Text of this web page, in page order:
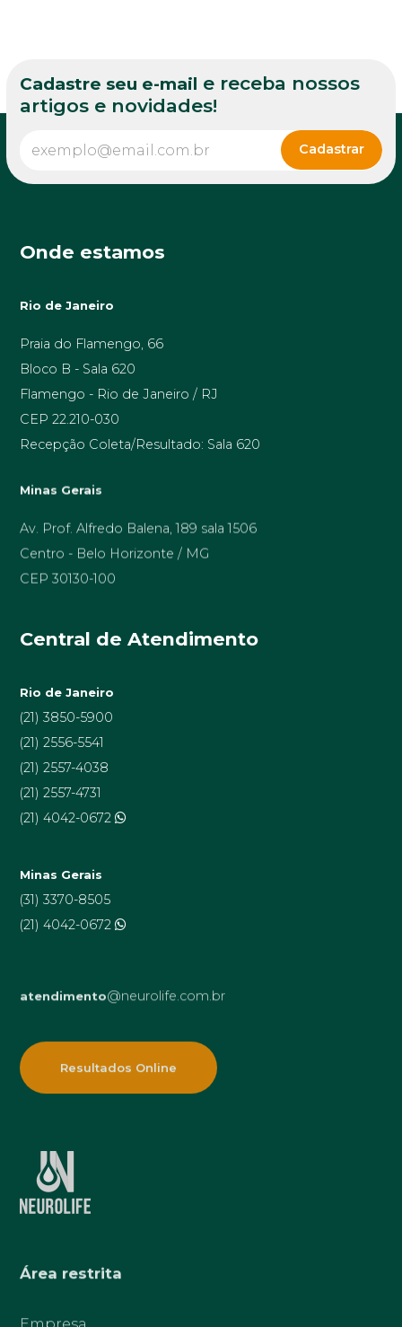
Cadastre seu e-mail e receba nossos
artigos e novidades!
Área restrita
Onde estamos
Rio de Janeiro
Praia do Flamengo, 66
Bloco B - Sala 620
Flamengo - Rio de Janeiro / RJ
CEP 22.210-030
Recepção Coleta/Resultado: Sala 620
Minas Gerais
Av. Prof. Alfredo Balena, 189 sala 1506
Centro - Belo Horizonte / MG
CEP 30130-100
Central de Atendimento
Rio de Janeiro
(21) 3850-5900
(21) 2556-5541
(21) 2557-4038
(21) 2557-4731
(21) 4042-0672
Minas Gerais
(31) 3370-8505
(21) 4042-0672
atendimento@neurolife.com.br
Resultados Online